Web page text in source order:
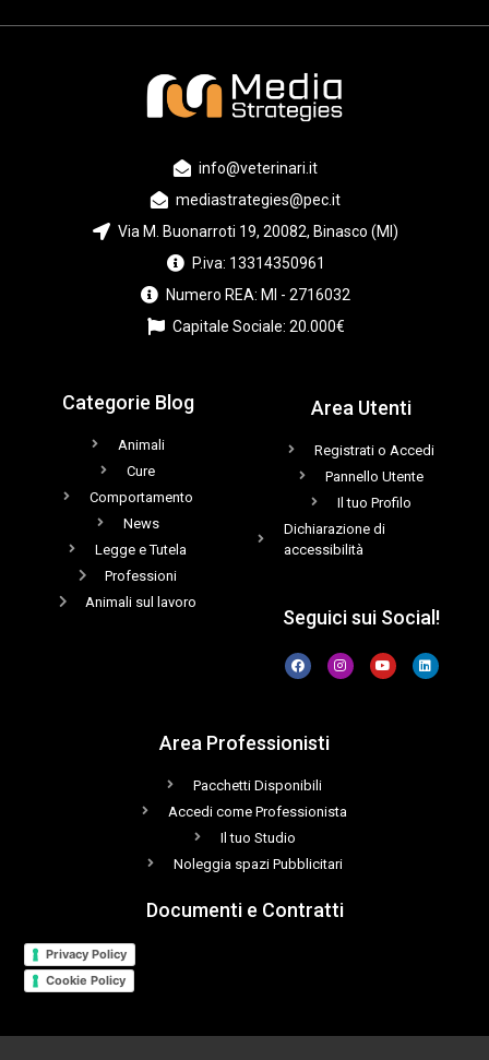
info@veterinari.it
mediastrategies@pec.it
Via M. Buonarroti 19, 20082, Binasco (MI)
P.iva: 13314350961
Numero REA: MI - 2716032
Capitale Sociale: 20.000€
Categorie Blog
Animali
Cure
Comportamento
News
Legge e Tutela
Professioni
Animali sul lavoro
Area Utenti
Registrati o Accedi
Pannello Utente
Il tuo Profilo
Dichiarazione di
accessibilità
Seguici sui Social!
Area Professionisti
Pacchetti Disponibili
Accedi come Professionista
Il tuo Studio
Noleggia spazi Pubblicitari
Documenti e Contratti
Privacy Policy
Cookie Policy